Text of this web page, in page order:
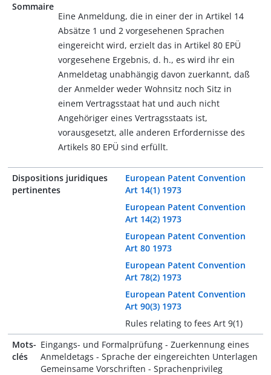
Sommaire
Eine Anmeldung, die in einer der in Artikel 14
Absätze 1 und 2 vorgesehenen Sprachen
eingereicht wird, erzielt das in Artikel 80 EPÜ
vorgesehene Ergebnis, d. h., es wird ihr ein
Anmeldetag unabhängig davon zuerkannt, daß
der Anmelder weder Wohnsitz noch Sitz in
einem Vertragsstaat hat und auch nicht
Angehöriger eines Vertragsstaats ist,
vorausgesetzt, alle anderen Erfordernisse des
Artikels 80 EPÜ sind erfüllt.
Dispositions juridiques
pertinentes
European Patent Convention
Art 14(1) 1973
European Patent Convention
Art 14(2) 1973
European Patent Convention
Art 80 1973
European Patent Convention
Art 78(2) 1973
European Patent Convention
Art 90(3) 1973
Rules relating to fees Art 9(1)
Mots-
clés
Eingangs- und Formalprüfung - Zuerkennung eines
Anmeldetags - Sprache der eingereichten Unterlagen
Gemeinsame Vorschriften - Sprachenprivileg